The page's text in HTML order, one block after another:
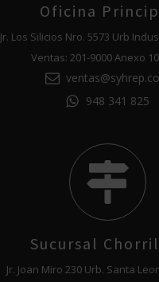
Oficina
Jr. Los Silicios Nro. 5573 Urb
Ventas: 201-9000 Anexo
948 341 825
Sucursal
Jr. Joan Miro 230 Urb. Santa